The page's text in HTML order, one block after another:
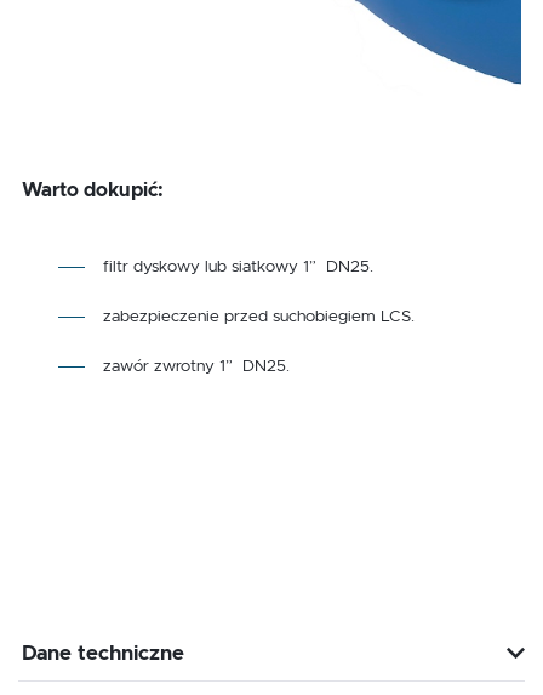
Warto dokupić:
filtr dyskowy lub siatkowy 1” DN25.
zabezpieczenie przed suchobiegiem LCS.
zawór zwrotny 1” DN25.
Dane techniczne